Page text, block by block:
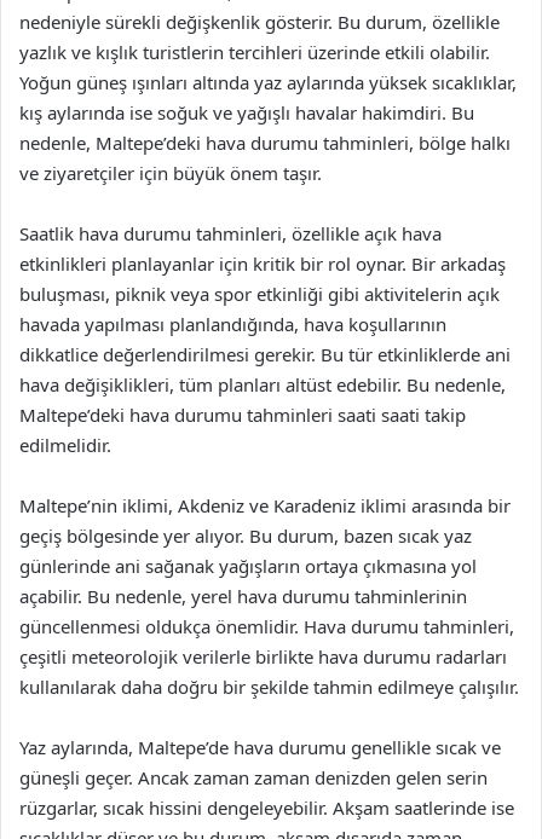
nedeniyle sürekli değişkenlik gösterir. Bu durum, özellikle
yazlık ve kışlık turistlerin tercihleri üzerinde etkili olabilir.
Yoğun güneş ışınları altında yaz aylarında yüksek sıcaklıklar,
kış aylarında ise soğuk ve yağışlı havalar hakimdiri. Bu
nedenle, Maltepe’deki hava durumu tahminleri, bölge halkı
ve ziyaretçiler için büyük önem taşır.
Saatlik hava durumu tahminleri, özellikle açık hava
etkinlikleri planlayanlar için kritik bir rol oynar. Bir arkadaş
buluşması, piknik veya spor etkinliği gibi aktivitelerin açık
havada yapılması planlandığında, hava koşullarının
dikkatlice değerlendirilmesi gerekir. Bu tür etkinliklerde ani
hava değişiklikleri, tüm planları altüst edebilir. Bu nedenle,
Maltepe’deki hava durumu tahminleri saati saati takip
edilmelidir.
Maltepe’nin iklimi, Akdeniz ve Karadeniz iklimi arasında bir
geçiş bölgesinde yer alıyor. Bu durum, bazen sıcak yaz
günlerinde ani sağanak yağışların ortaya çıkmasına yol
açabilir. Bu nedenle, yerel hava durumu tahminlerinin
güncellenmesi oldukça önemlidir. Hava durumu tahminleri,
çeşitli meteorolojik verilerle birlikte hava durumu radarları
kullanılarak daha doğru bir şekilde tahmin edilmeye çalışılır.
Yaz aylarında, Maltepe’de hava durumu genellikle sıcak ve
güneşli geçer. Ancak zaman zaman denizden gelen serin
rüzgarlar, sıcak hissini dengeleyebilir. Akşam saatlerinde ise